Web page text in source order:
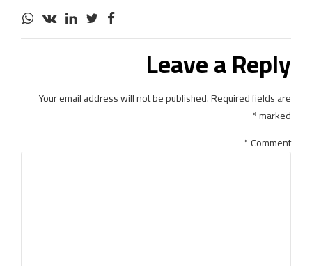
Leave a Reply
Your email address will not be published. Required fields are
marked *
Comment
*